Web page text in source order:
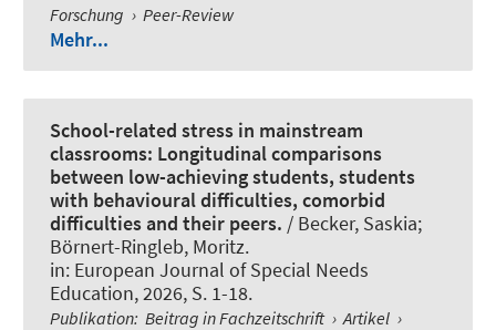
Forschung › Peer-Review
Mehr...
School-related stress in mainstream
classrooms: Longitudinal comparisons
between low-achieving students, students
with behavioural difficulties, comorbid
difficulties and their peers. / Becker, Saskia;
Börnert-Ringleb, Moritz.
in: European Journal of Special Needs
Education, 2026, S. 1-18.
Publikation: Beitrag in Fachzeitschrift › Artikel ›